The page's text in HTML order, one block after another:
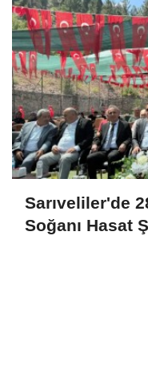
Sarıveliler'de
Soğanı Hasat